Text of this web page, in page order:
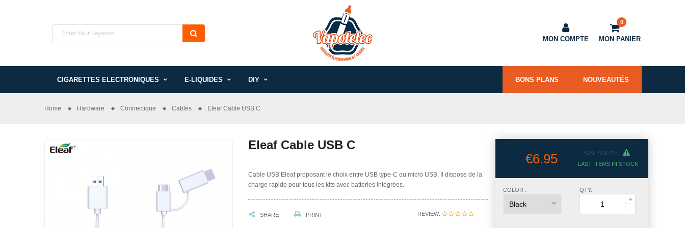
MON COMPTE
0
MON PANIER
CIGARETTES ELECTRONIQUES E-LIQUIDES DIY NOUVEAUTÉS
BONS PLANS
Home Hardware Connectique Cables Eleaf Cable USB C
Eleaf Cable USB C
Cable USB Eleaf proposant le choix entre USB type-C ou micro USB. Il dispose de la
charge rapide pour tous les kits avec batteries intégrées.
SHARE PRINT REVIEW:
€6.95
AVAILABILITY:
LAST ITEMS IN STOCK
COLOR : QTY: